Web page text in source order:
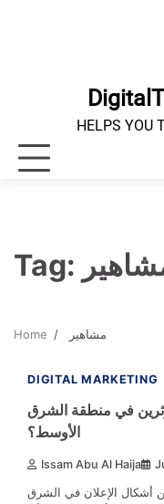
HELPS YOU
Tag:
Home مشاهير
1 min read
DIGITAL MARKETING
في منطقة الشرق
الأوسط؟
Issam Abu Al Haija
أشكال الإعلان في الشرق